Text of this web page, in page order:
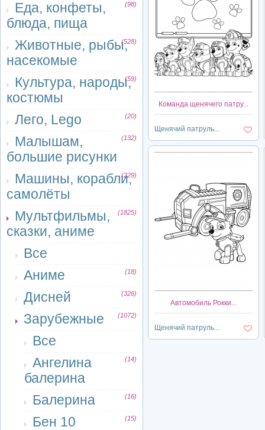
Еда, конфеты,
блюда, пища
(98)
Животные, рыбы,
насекомые
(528)
Культура, народы,
костюмы
(59)
Лего, Lego (20)
Малышам,
большие рисунки
(132)
Машины, корабли,
самолёты
(229)
Мультфильмы,
сказки, аниме
(1825)
Все
Аниме
(18)
Дисней (326)
Зарубежные (1072)
Все
Ангелина
балерина
(14)
Балерина (16)
Бен 10 (15)
Команда щенячего патру...
Щенячий патруль...
Автомобиль Рокки...
Щенячий патруль...